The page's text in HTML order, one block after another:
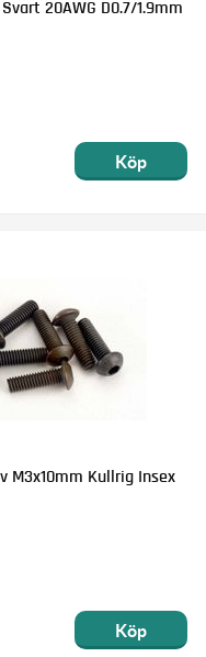
20AWG D0.7/1.9mm
Köp
M3x10mm Kullrig Insex
Köp